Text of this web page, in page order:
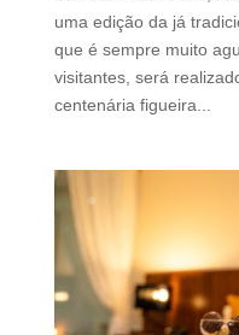
uma edição da já
que é sempre muito
visitantes, será
centenária figueira...